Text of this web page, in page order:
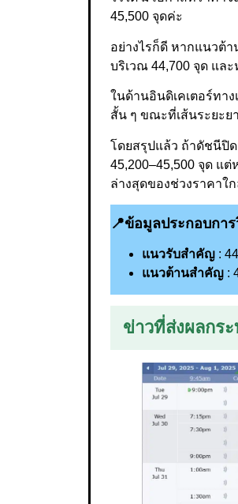
45,500 จุดค่ะ
อย่างไรก็ดี หากแนวต้
บริเวณ 44,700 จุด แล
ในด้านอินดิเคเตอร์ทา
สั้น ๆ ขณะที่เส้นระยะย
โดยสรุปแล้ว ถ้าดัชนีปิ
45,200–45,500 จุด แ
ล่างสุดของช่วงราคาใ
📍ข้อมูลประกอบการ
แนวรับสำคัญ :
แนวต้านสำคัญ :
ข่าวที่ส่งผลกร